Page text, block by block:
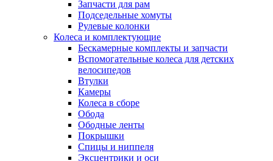
Запчасти для рам
Подседельные хомуты
Рулевые колонки
Колеса и комплектующие
Бескамерные комплекты и запчасти
Вспомогательные колеса для детских
велосипедов
Втулки
Камеры
Колеса в сборе
Обода
Ободные ленты
Покрышки
Спицы и ниппеля
Эксцентрики и оси